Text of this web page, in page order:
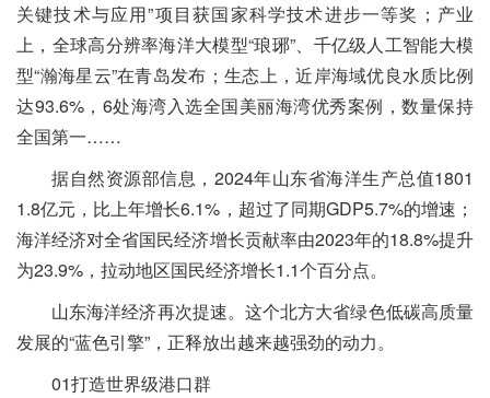
关键技术与应用”项目获国家科学技术进步一等奖；产业
上，全球高分辨率海洋大模型“琅琊”、千亿级人工智能大模
型“瀚海星云”在青岛发布；生态上，近岸海域优良水质比例
达93.6%，6处海湾入选全国美丽海湾优秀案例，数量保持
全国第一……
据自然资源部信息，2024年山东省海洋生产总值1801
1.8亿元，比上年增长6.1%，超过了同期GDP5.7%的增速；
海洋经济对全省国民经济增长贡献率由2023年的18.8%提升
为23.9%，拉动地区国民经济增长1.1个百分点。
山东海洋经济再次提速。这个北方大省绿色低碳高质量
发展的“蓝色引擎”，正释放出越来越强劲的动力。
01打造世界级港口群